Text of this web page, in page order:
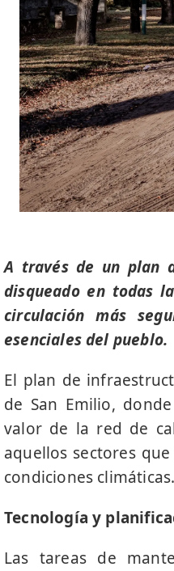
A través de un plan
disqueado en todas
circulación más
esenciales del pueblo.
El plan de
de San Emilio,
valor de la red de
aquellos sectores
condiciones climáticas.
Tecnología y
Las tareas de